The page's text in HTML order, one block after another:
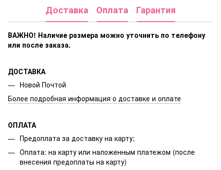
Доставка Оплата Гарантия
ВАЖНО! Наличие размера можно уточнить по телефону
или после заказа.
ДОСТАВКА
Новой Почтой
Более подробная информация о доставке и оплате
ОПЛАТА
Предоплата за доставку на карту;
Оплата: на карту или наложенным платежом (после
внесения предоплаты на карту)